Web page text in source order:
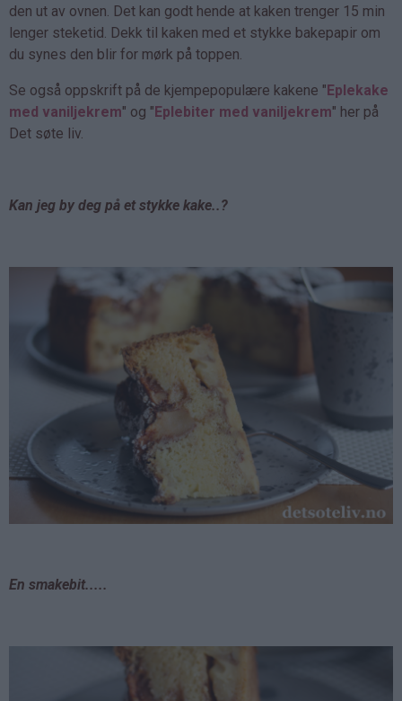
den ut av ovnen. Det kan godt hende at kaken trenger 15 min
lenger steketid. Dekk til kaken med et stykke bakepapir om
du synes den blir for mørk på toppen.
Se også oppskrift på de kjempepopulære kakene " Eplekake
med vaniljekrem" og " Eplebiter med vaniljekrem" her på
Det søte liv.
Kan jeg by deg på et stykke kake..?
En smakebit.....